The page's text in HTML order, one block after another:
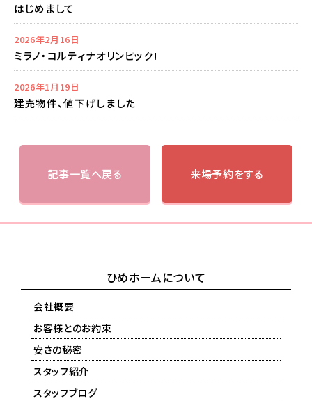
はじめまして
2026年2月16日
ミラノ・コルティナオリンピック!
2026年1月19日
建売物件、値下げしました
記事一覧へ戻る 来場予約をする
ひめホームについて
会社概要
お客様とのお約束
安さの秘密
スタッフ紹介
スタッフブログ